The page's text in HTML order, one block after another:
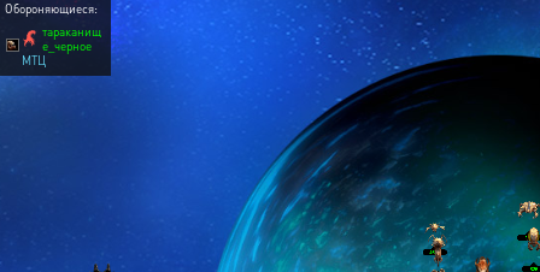
Обороняющиеся:
тараканищ
е_черное
МТЦ